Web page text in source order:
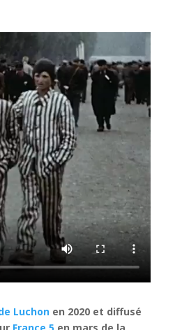
Luchonen 2020 et diffusé